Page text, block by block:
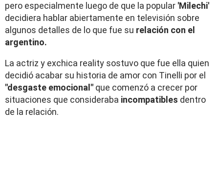
pero especialmente luego de que la popular 'Milechi'
decidiera hablar abiertamente en televisión sobre
algunos detalles de lo que fue su relación con el
argentino.
La actriz y exchica reality sostuvo que fue ella quien
decidió acabar su historia de amor con Tinelli por el
"desgaste emocional" que comenzó a crecer por
situaciones que consideraba incompatibles dentro
de la relación.